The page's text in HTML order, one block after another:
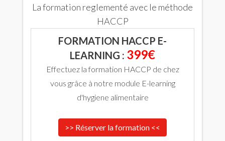
La formation reglementé avec le méthode
HACCP
FORMATION HACCP E-
LEARNING : 399€
Effectuez la formation HACCP de chez
vous grâce à notre module E-learning
d'hygiene alimentaire
>> Réserver la formation <<